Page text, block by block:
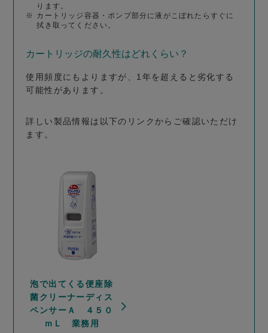
ります。
※
カートリッジ容器・ポンプ部分に液がこぼれたらすぐに
拭き取ってください。
カートリッジの耐久性はどれくらい？
使用頻度にもよりますが、1年を超えると劣化する
可能性があります。
詳しい製品情報は以下のリンクからご確認いただけ
ます。
泡で出てくる便座除
菌クリーナーディス
ペンサーＡ ４５０
ｍＬ 業務用